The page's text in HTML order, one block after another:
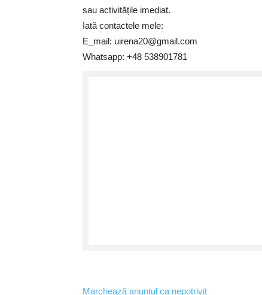
sau activitățile imediat.
Iată contactele mele:
E_mail: uirena20@gmail.com
Whatsapp: +48 538901781
Marchează anunțul ca nepotrivit